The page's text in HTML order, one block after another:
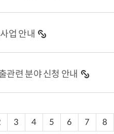
업 안내
관련 분야 신청 안내
3 4 5 6 7 8